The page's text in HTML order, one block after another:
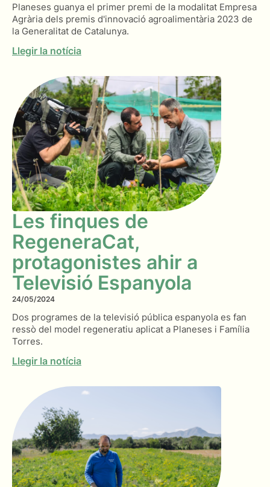
Planeses guanya el primer premi de la modalitat Empresa
Agrària dels premis d'innovació agroalimentària 2023 de
la Generalitat de Catalunya.
Llegir la notícia
Les finques de
RegeneraCat,
protagonistes ahir a
Televisió Espanyola
24/05/2024
Dos programes de la televisió pública espanyola es fan
ressò del model regeneratiu aplicat a Planeses i Família
Torres.
Llegir la notícia